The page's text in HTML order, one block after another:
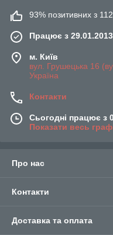
93% позитивних з
Працює з 29.01.2013
м. Київ
вул. Грушецька 16
Україна
Контакти
Сьогодні працює з
Показати весь
Про нас
Контакти
Доставка та оплата